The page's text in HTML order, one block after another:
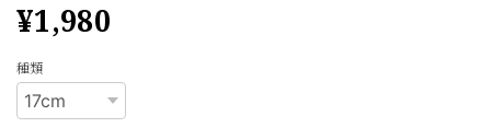
¥1,980
種類